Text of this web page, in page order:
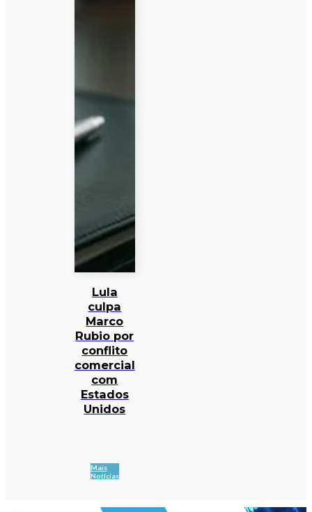
Lula
culpa
Marco
Rubio por
conflito
comercial
com
Estados
Unidos
Mais
Notícias